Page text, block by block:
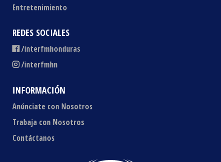
Entretenimiento
REDES SOCIALES
/interfmhonduras
/interfmhn
INFORMACIÓN
Anúnciate con Nosotros
Trabaja con Nosotros
Contáctanos